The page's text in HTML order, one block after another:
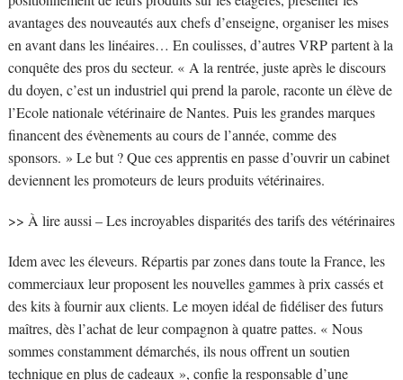
avantages des nouveautés aux chefs d’enseigne, organiser les mises
en avant dans les linéaires… En coulisses, d’autres VRP partent à la
conquête des pros du secteur. « A la rentrée, juste après le discours
du doyen, c’est un industriel qui prend la parole, raconte un élève de
l’Ecole nationale vétérinaire de Nantes. Puis les grandes marques
financent des évènements au cours de l’année, comme des
sponsors. » Le but ? Que ces apprentis en passe d’ouvrir un cabinet
deviennent les promoteurs de leurs produits vétérinaires.
>> À lire aussi – Les incroyables disparités des tarifs des vétérinaires
Idem avec les éleveurs. Répartis par zones dans toute la France, les
commerciaux leur proposent les nouvelles gammes à prix cassés et
des kits à fournir aux clients. Le moyen idéal de fidéliser des futurs
maîtres, dès l’achat de leur compagnon à quatre pattes. « Nous
sommes constamment démarchés, ils nous offrent un soutien
technique en plus de cadeaux », confie la responsable d’une